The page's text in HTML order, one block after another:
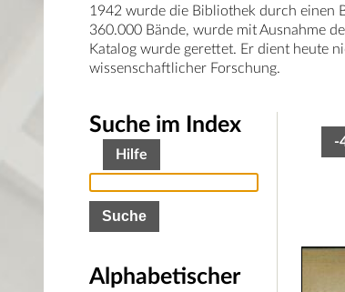
1942 wurde die Bibliothek durch einen
360.000 Bände, wurde mit Ausnahme
Katalog wurde gerettet. Er dient heute
wissenschaftlicher Forschung.
-
Suche im Index
Hilfe
Alphabetischer